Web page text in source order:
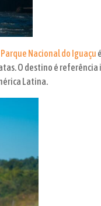
Parque Nacional do Iguaçu
O destino é
Latina.